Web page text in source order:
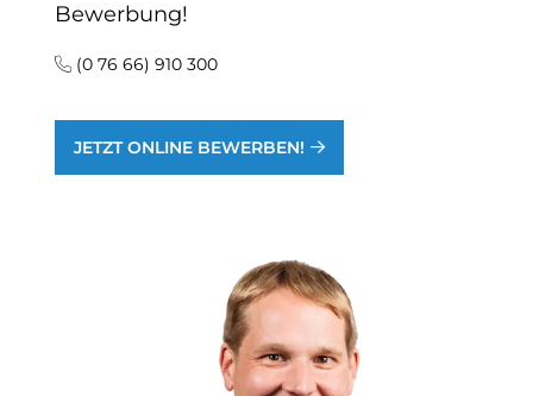
Bewerbung!
(0 76 66) 910 300
JETZT ONLINE BEWERBEN!